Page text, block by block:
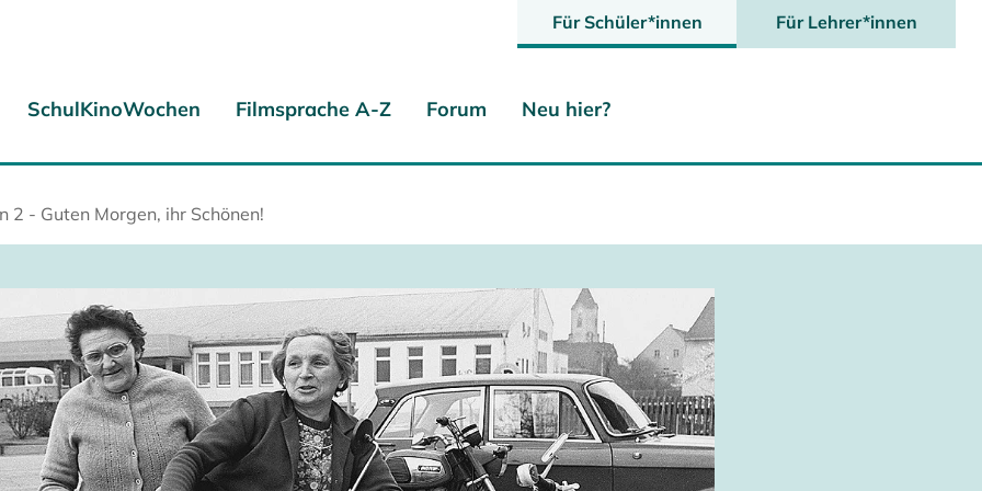
Für Schüler*innen Für Lehrer*innen
SchulKinoWochen Filmsprache A-Z Forum Neu hier?
2 - Guten Morgen, ihr Schönen!